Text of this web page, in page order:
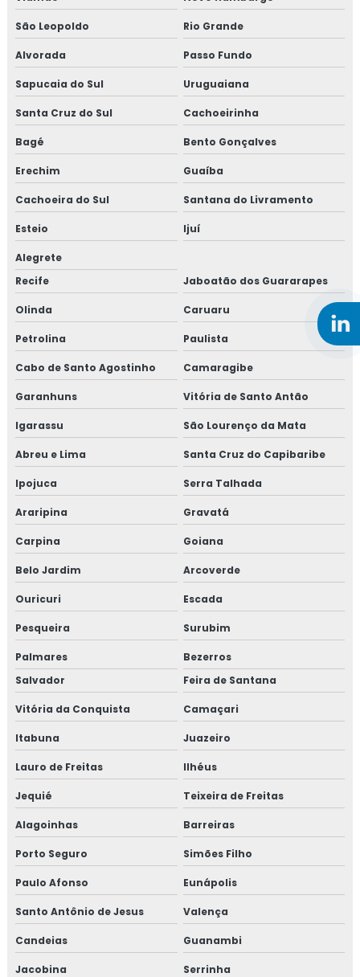
São Leopoldo Rio Grande
Alvorada Passo Fundo
Sapucaia do Sul Uruguaiana
Santa Cruz do Sul Cachoeirinha
Bagé Bento Gonçalves
Erechim Guaíba
Cachoeira do Sul Santana do Livramento
Esteio Ijuí
Alegrete
Recife
Jaboatão dos Guararapes
Olinda Caruaru
Petrolina Paulista
Cabo de Santo Agostinho Camaragibe
Garanhuns Vitória de Santo Antão
Igarassu São Lourenço da Mata
Abreu e Lima Santa Cruz do Capibaribe
Ipojuca Serra Talhada
Araripina Gravatá
Carpina Goiana
Belo Jardim Arcoverde
Ouricuri Escada
Pesqueira Surubim
Palmares
Bezerros
Salvador
Feira de Santana
Vitória da Conquista Camaçari
Itabuna Juazeiro
Lauro de Freitas Ilhéus
Jequié Teixeira de Freitas
Alagoinhas Barreiras
Porto Seguro Simões Filho
Paulo Afonso Eunápolis
Santo Antônio de Jesus Valença
Candeias Guanambi
Jacobina Serrinha